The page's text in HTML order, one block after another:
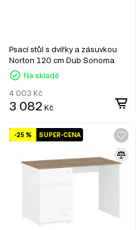
Psací stůl s dvířky a zásuvkou
Norton 120 cm Dub Sonoma
Na skladě
4 003 Kč
3 082 Kč
SUPER-CENA
-25 %